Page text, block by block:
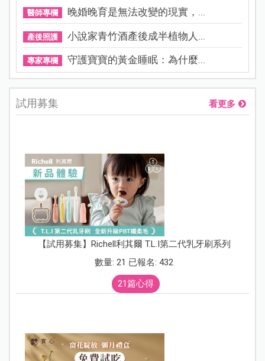
醫師專欄 晚婚晚育是無法改變的現實，...
產後照護 小說家青竹酒產後成半植物人...
專家專欄 守護寶寶的黃金睡眠：為什麼...
試用募集 看更多
【試用募集】Richell利其爾 T.L.I第二代乳牙刷系列
數量: 21 已報名: 432
21篇心得